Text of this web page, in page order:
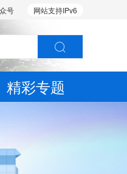
网站支持IPv6
号
精彩专题